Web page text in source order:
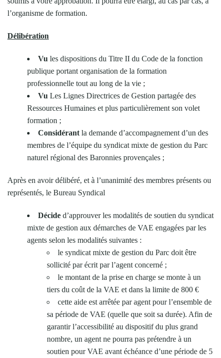
l’organisme de formation.
Délibération
Vu les dispositions du Titre II du Code de la fonction
publique portant organisation de la formation
professionnelle tout au long de la vie ;
Vu Les Lignes Directrices de Gestion partagée des
Ressources Humaines et plus particulièrement son volet
formation ;
Considérant la demande d’accompagnement d’un des
membres de l’équipe du syndicat mixte de gestion du Parc
naturel régional des Baronnies provençales ;
Après en avoir délibéré, et à l’unanimité des membres présents ou
représentés, le Bureau Syndical
Décide d’approuver les modalités de soutien du syndicat
mixte de gestion aux démarches de VAE engagées par les
agents selon les modalités suivantes :
le syndicat mixte de gestion du Parc doit être
sollicité par écrit par l’agent concerné ;
le montant de la prise en charge se monte à un
tiers du coût de la VAE et dans la limite de 800 €
cette aide est arrêtée par agent pour l’ensemble de
sa période de VAE (quelle que soit sa durée). Afin de
garantir l’accessibilité au dispositif du plus grand
nombre, un agent ne pourra pas prétendre à un
soutien pour VAE avant échéance d’une période de 5